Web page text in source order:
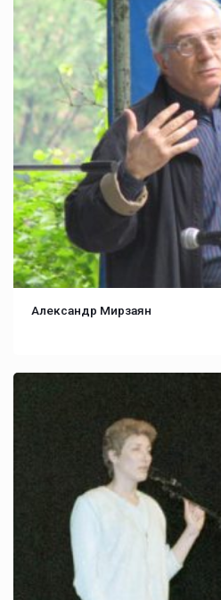
Александр Мирзаян